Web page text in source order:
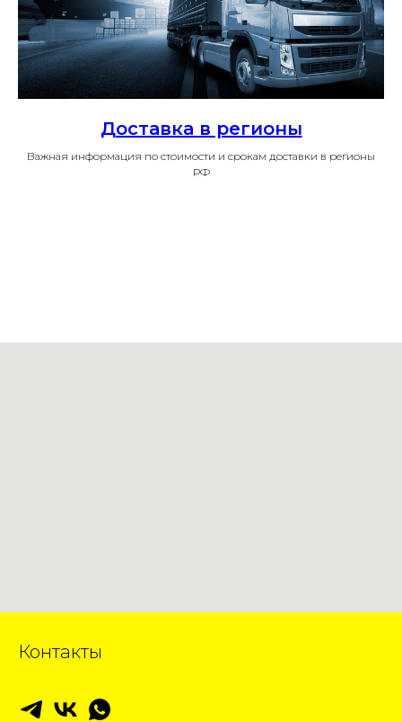
Доставка в регионы
Важная информация по стоимости и срокам доставки в регионы
РФ
Контакты